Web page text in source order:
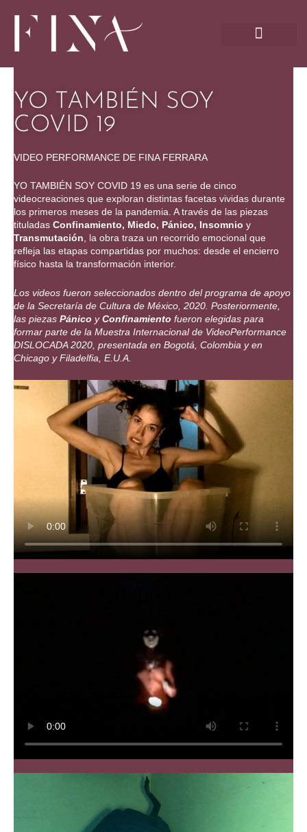
contenido
YO TAMBIÉN SOY
COVID 19
VIDEO PERFORMANCE DE FINA FERRARA
YO TAMBIÉN SOY COVID 19 es una serie de cinco
videocreaciones que exploran distintas facetas vividas durante
los primeros meses de la pandemia. A través de las piezas
tituladas Confinamiento, Miedo, Pánico, Insomnio y
Transmutación, la obra traza un recorrido emocional que
refleja las etapas compartidas por muchos: desde el encierro
físico hasta la transformación interior.
Los videos fueron seleccionados dentro del programa de apoyo
de la Secretaría de Cultura de México, 2020. Posteriormente,
las piezas Pánico yConfinamiento fueron elegidas para
formar parte de la Muestra Internacional de VideoPerformance
DISLOCADA 2020, presentada en Bogotá, Colombia y en
Chicago y Filadelfia, E.U.A.